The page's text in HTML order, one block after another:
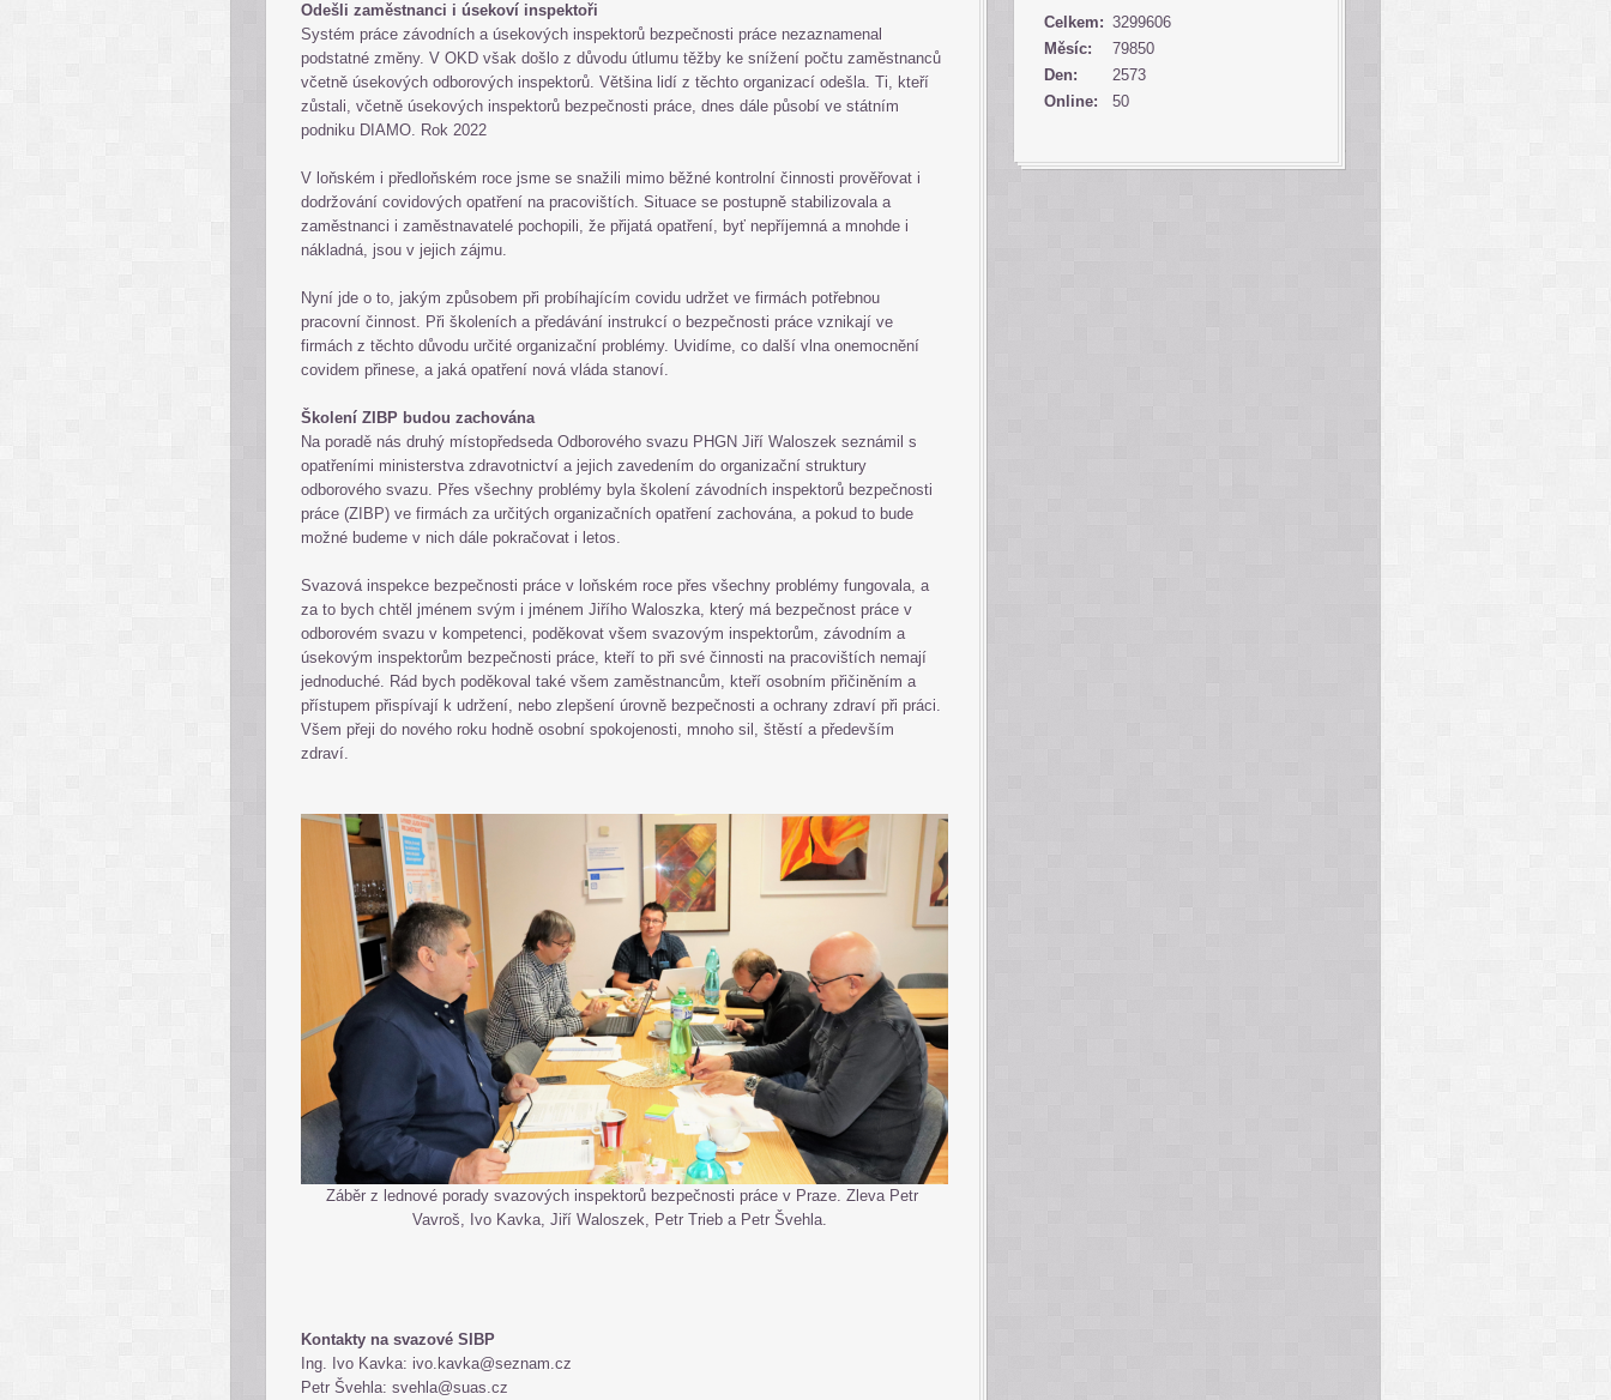
Odešli zaměstnanci i úsekoví inspektoři
Systém práce závodních a úsekových inspektorů bezpečnosti práce nezaznamenal
podstatné změny. V OKD však došlo z důvodu útlumu těžby ke snížení počtu zaměstnanců
včetně úsekových odborových inspektorů. Většina lidí z těchto organizací odešla. Ti, kteří
zůstali, včetně úsekových inspektorů bezpečnosti práce, dnes dále působí ve státním
podniku DIAMO. Rok 2022
V loňském i předloňském roce jsme se snažili mimo běžné kontrolní činnosti prověřovat i
dodržování covidových opatření na pracovištích. Situace se postupně stabilizovala a
zaměstnanci i zaměstnavatelé pochopili, že přijatá opatření, byť nepříjemná a mnohde i
nákladná, jsou v jejich zájmu.
Nyní jde o to, jakým způsobem při probíhajícím covidu udržet ve firmách potřebnou
pracovní činnost. Při školeních a předávání instrukcí o bezpečnosti práce vznikají ve
firmách z těchto důvodu určité organizační problémy. Uvidíme, co další vlna onemocnění
covidem přinese, a jaká opatření nová vláda stanoví.
Školení ZIBP budou zachována
Na poradě nás druhý místopředseda Odborového svazu PHGN Jiří Waloszek seznámil s
opatřeními ministerstva zdravotnictví a jejich zavedením do organizační struktury
odborového svazu. Přes všechny problémy byla školení závodních inspektorů bezpečnosti
práce (ZIBP) ve firmách za určitých organizačních opatření zachována, a pokud to bude
možné budeme v nich dále pokračovat i letos.
Svazová inspekce bezpečnosti práce v loňském roce přes všechny problémy fungovala, a
za to bych chtěl jménem svým i jménem Jiřího Waloszka, který má bezpečnost práce v
odborovém svazu v kompetenci, poděkovat všem svazovým inspektorům, závodním a
úsekovým inspektorům bezpečnosti práce, kteří to při své činnosti na pracovištích nemají
jednoduché. Rád bych poděkoval také všem zaměstnancům, kteří osobním přičiněním a
přístupem přispívají k udržení, nebo zlepšení úrovně bezpečnosti a ochrany zdraví při práci.
Všem přeji do nového roku hodně osobní spokojenosti, mnoho sil, štěstí a především
zdraví.
Záběr z lednové porady svazových inspektorů bezpečnosti práce v Praze. Zleva Petr
Vavroš, Ivo Kavka, Jiří Waloszek, Petr Trieb a Petr Švehla.
Kontakty na svazové SIBP
Ing. Ivo Kavka: ivo.kavka@seznam.cz
Petr Švehla: svehla@suas.cz
Online: 50
Celkem: 3299606
Měsíc:
79850
Den:
2573